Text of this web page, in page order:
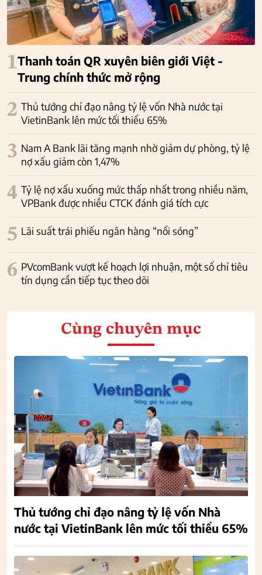
1Thanh toán QR xuyên biên giới Việt -
Trung chính thức mở rộng
2 Thủ tướng chỉ đạo nâng tỷ lệ vốn Nhà nước tại
VietinBank lên mức tối thiểu 65%
3 Nam A Bank lãi tăng mạnh nhờ giảm dự phòng, tỷ lệ
nợ xấu giảm còn 1,47%
4 Tỷ lệ nợ xấu xuống mức thấp nhất trong nhiều năm,
VPBank được nhiều CTCK đánh giá tích cực
5 Lãi suất trái phiếu ngân hàng “nổi sóng”
6 PVcomBank vượt kế hoạch lợi nhuận, một số chỉ tiêu
tín dụng cần tiếp tục theo dõi
Cùng chuyên mục
Thủ tướng chỉ đạo nâng tỷ lệ vốn Nhà
nước tại VietinBank lên mức tối thiểu 65%